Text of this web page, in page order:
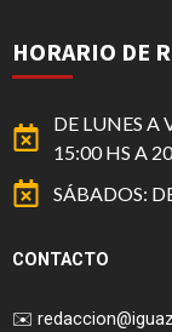
HORARIO DE
DE LUNES A
15:00 HS A
SÁBADOS:
CONTACTO
✉️